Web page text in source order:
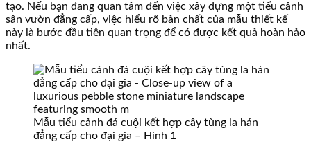
tạo. Nếu bạn đang quan tâm đến việc xây dựng một tiểu cảnh
sân vườn đẳng cấp, việc hiểu rõ bản chất của mẫu thiết kế
này là bước đầu tiên quan trọng để có được kết quả hoàn hảo
nhất.
Mẫu tiểu cảnh đá cuội kết hợp cây tùng la hán
đẳng cấp cho đại gia – Hình 1